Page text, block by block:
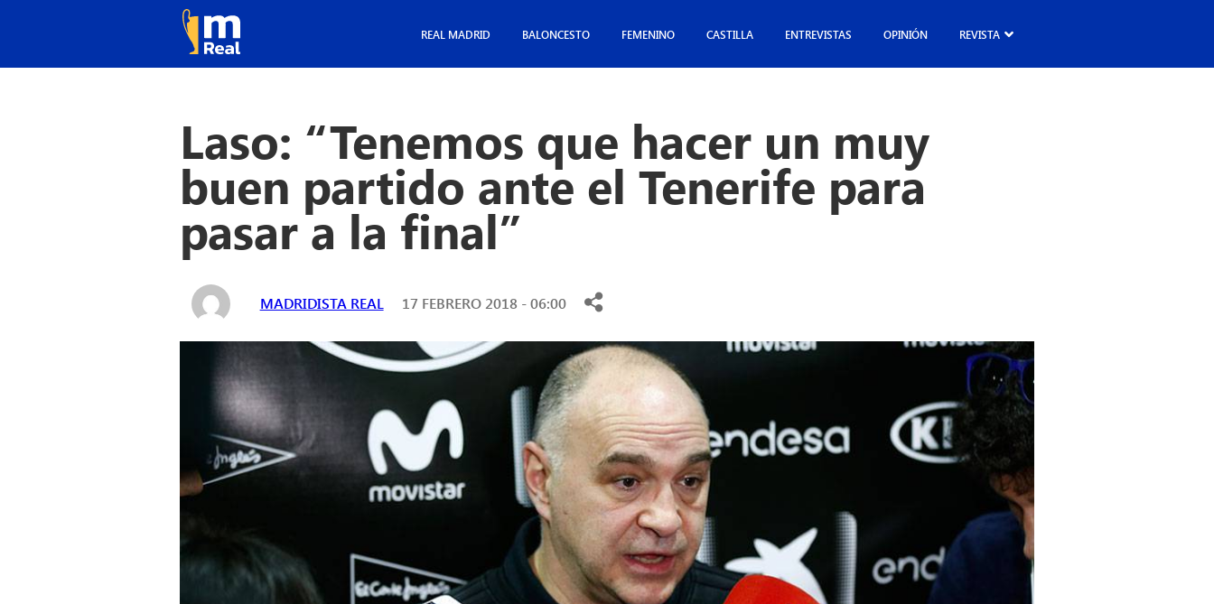
REAL MADRID BALONCESTO FEMENINO CASTILLA ENTREVISTAS OPINIÓN REVISTA
Laso: “Tenemos que hacer un muy
buen partido ante el Tenerife para
pasar a la final”
MADRIDISTA REAL 17 FEBRERO 2018 - 06:00